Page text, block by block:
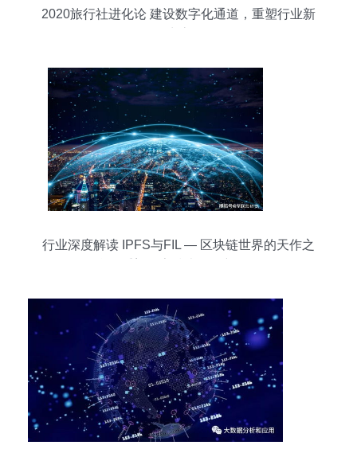
2020旅行社进化论 建设数字化通道，重塑行业新
行业深度解读 IPFS与FIL — 区块链世界的天作之